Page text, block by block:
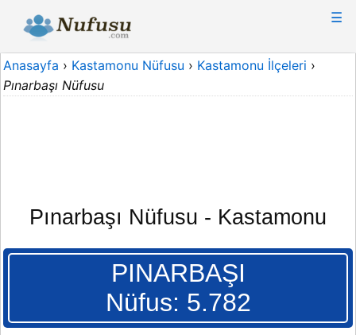
☰
Anasayfa › Kastamonu Nüfusu › Kastamonu İlçeleri ›
Pınarbaşı Nüfusu
Pınarbaşı Nüfusu - Kastamonu
PINARBAŞI
Nüfus: 5.782